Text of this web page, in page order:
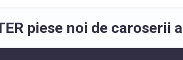
piese noi de caroserii